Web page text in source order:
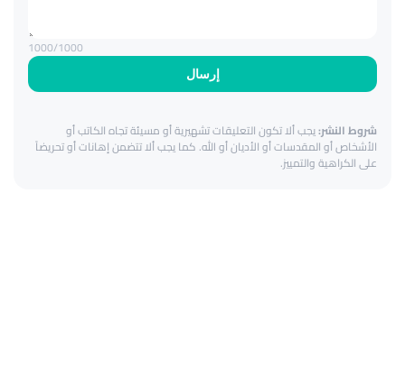
إرسال
1000/1000
شروط النشر:يجب ألا تكون التعليقات تشهيرية أو مسيئة تجاه الكاتب أو
الأشخاص أو المقدسات أو الأديان أو الله. كما يجب ألا تتضمن إهانات أو تحريضاً
على الكراهية والتمييز.